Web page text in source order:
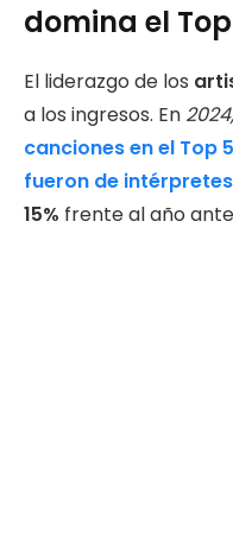
domina el
El liderazgo de los
a los ingresos. En 2024,
canciones en el Top
fueron de
15% frente al año